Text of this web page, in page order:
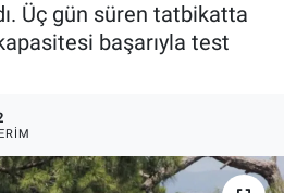
Üç gün süren tatbikatta
başarıyla test